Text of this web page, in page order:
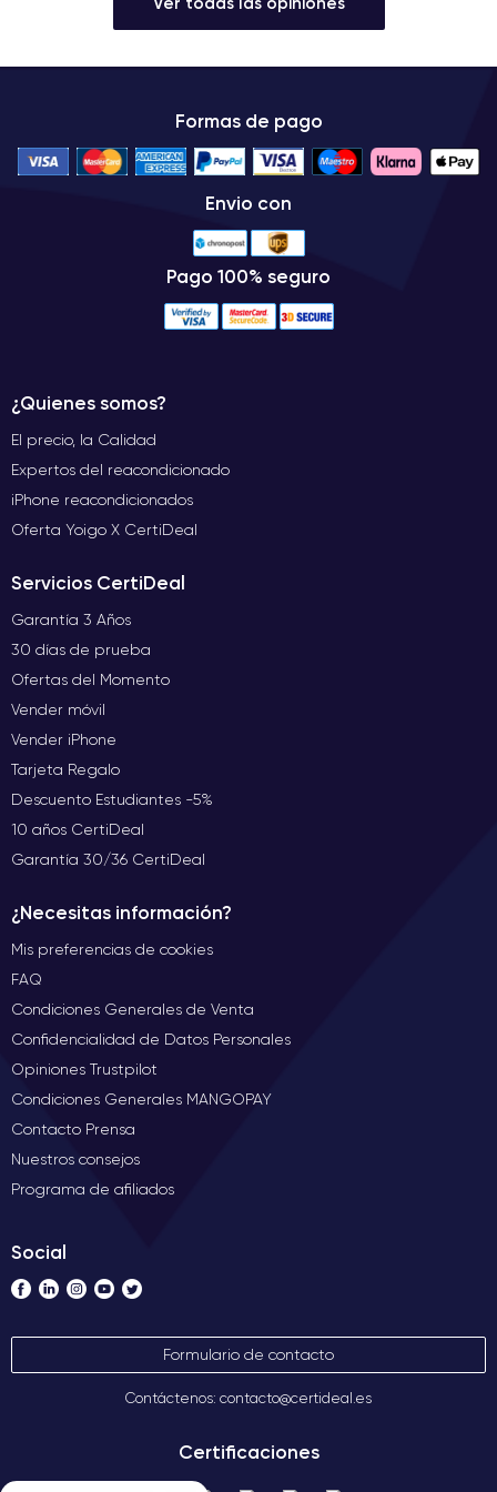
Formas de pago
Envio con
Pago 100% seguro
¿Quienes somos?
El precio, la Calidad
Expertos del reacondicionado
iPhone reacondicionados
Oferta Yoigo X CertiDeal
Servicios CertiDeal
Garantía 3 Años
30 días de prueba
Ofertas del Momento
Vender móvil
Vender iPhone
Tarjeta Regalo
Descuento Estudiantes -5%
10 años CertiDeal
Garantía 30/36 CertiDeal
¿Necesitas información?
Mis preferencias de cookies
FAQ
Condiciones Generales de Venta
Confidencialidad de Datos Personales
Opiniones Trustpilot
Condiciones Generales MANGOPAY
Contacto Prensa
Nuestros consejos
Programa de afiliados
Social
Formulario de contacto
Contáctenos: contacto@certideal.es
Certificaciones